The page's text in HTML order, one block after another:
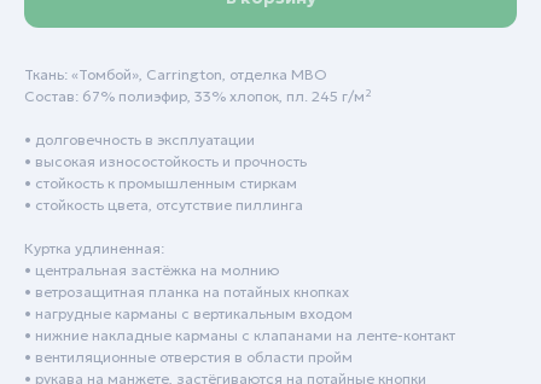
Ткань: «Томбой», Carrington, отделка МВО
Состав: 67% полиэфир, 33% хлопок, пл. 245 г/м²
• долговечность в эксплуатации
• высокая износостойкость и прочность
• стойкость к промышленным стиркам
• стойкость цвета, отсутствие пиллинга
Куртка удлиненная:
• центральная застёжка на молнию
• ветрозащитная планка на потайных кнопках
• нагрудные карманы с вертикальным входом
• нижние накладные карманы с клапанами на ленте-контакт
• вентиляционные отверстия в области пройм
• рукава на манжете, застёгиваются на потайные кнопки
Пн - Пт: с 9:00 до 18:00
Сб - Вск: выходной